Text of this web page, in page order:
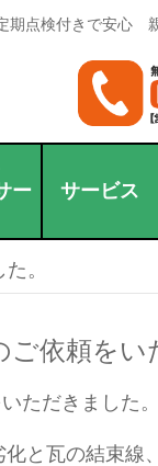
点検付きで安心
ー
サービス
。
依頼をい
ただきました
と瓦の結束線